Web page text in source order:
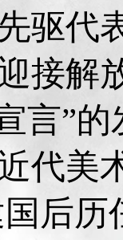
驱代
接解
言”
代美
后历